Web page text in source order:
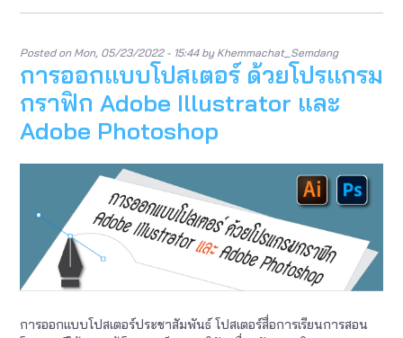
โปร
และ
Posted on Mon, 05/23/2022 - 15:44by Khemmachat_Semdang
การออกแบบโปสเตอร์ ด้วยโปรแกรม
กราฟิก Adobe Illustrator และ
Adobe Photoshop
การออกแบบโปสเตอร์ประชาสัมพันธ์ โปสเตอร์สื่อการเรียนการสอน